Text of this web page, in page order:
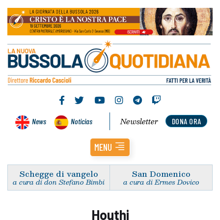
News Noticias DONA ORA
Newsletter
MENU
Schegge di vangelo
a cura di don Stefano Bimbi
San Domenico
a cura di Ermes Dovico
Houthi